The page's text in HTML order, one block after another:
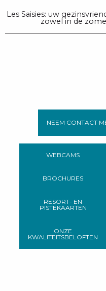
Les Saisies: uw
zowel in de
NEEM CONTACT
WEBCAMS
BROCHURES
RESORT- EN
PISTEKAARTEN
ONZE
KWALITEITSBELOFTEN